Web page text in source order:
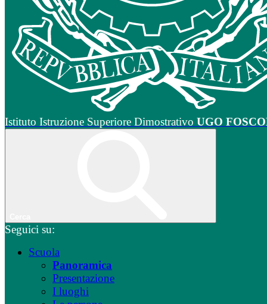
Istituto Istruzione Superiore Dimostrativo UGO
Seguici su:
Scuola
Panoramica
Presentazione
I luoghi